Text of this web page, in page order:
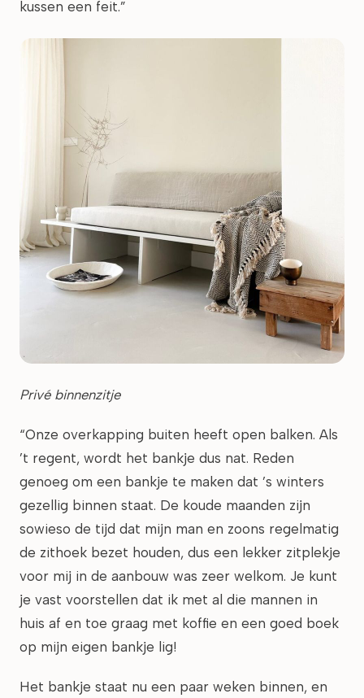
kussen een feit.”
Privé binnenzitje
“Onze overkapping buiten heeft open balken. Als
’t regent, wordt het bankje dus nat. Reden
genoeg om een bankje te maken dat ’s winters
gezellig binnen staat. De koude maanden zijn
sowieso de tijd dat mijn man en zoons regelmatig
de zithoek bezet houden, dus een lekker zitplekje
voor mij in de aanbouw was zeer welkom. Je kunt
je vast voorstellen dat ik met al die mannen in
huis af en toe graag met koffie en een goed boek
op mijn eigen bankje lig!
Het bankje staat nu een paar weken binnen, en